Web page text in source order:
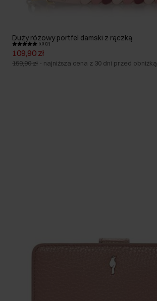
Duży różowy portfel damski z rączką
5.0 (2)
109,90 zł
159,90 zł - najniższa cena z 30 dni przed obniżką